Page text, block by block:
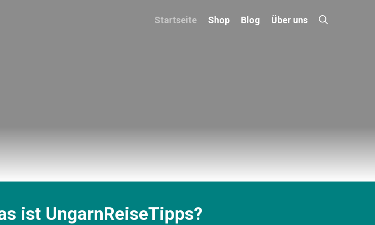
Startseite Shop Blog Über uns
ist UngarnReiseTipps?